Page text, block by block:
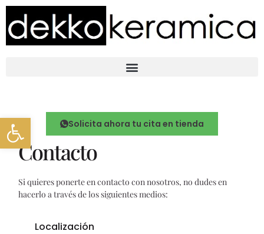
Abrir barra de herramientasSolicita ahora tu cita en tienda
Contacto
Si quieres ponerte en contacto con nosotros, no dudes en
hacerlo a través de los siguientes medios:
Localización